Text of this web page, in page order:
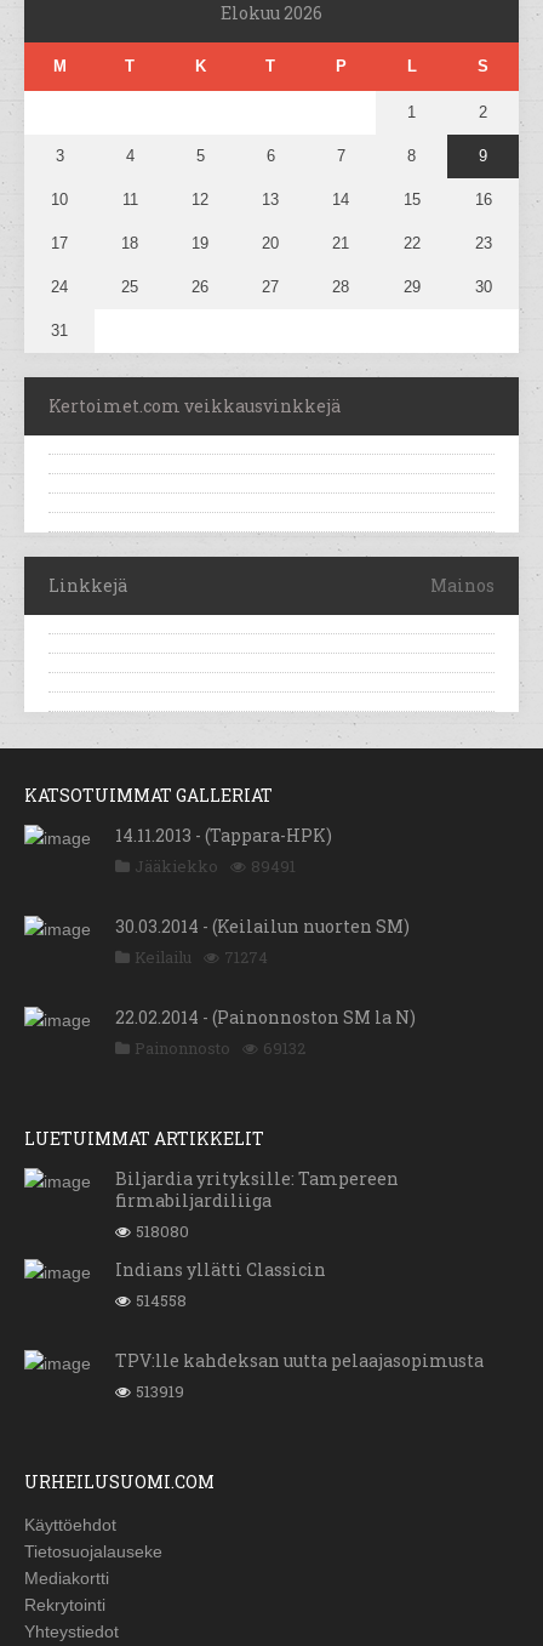
Elokuu 2026
M T K T P L S
1 2
3 4 5 6 7 8 9
10 11 12 13 14 15 16
17 18 19 20 21 22 23
24 25 26 27 28 29 30
31
Kertoimet.com veikkausvinkkejä
Linkkejä Mainos
KATSOTUIMMAT GALLERIAT
14.11.2013 - (Tappara-HPK)
Jääkiekko 89491
30.03.2014 - (Keilailun nuorten SM)
Keilailu 71274
22.02.2014 - (Painonnoston SM la N)
Painonnosto 69132
LUETUIMMAT ARTIKKELIT
Biljardia yrityksille: Tampereen
firmabiljardiliiga
518080
Indians yllätti Classicin
514558
TPV:lle kahdeksan uutta pelaajasopimusta
513919
URHEILUSUOMI.COM
Käyttöehdot
Tietosuojalauseke
Mediakortti
Rekrytointi
Yhteystiedot